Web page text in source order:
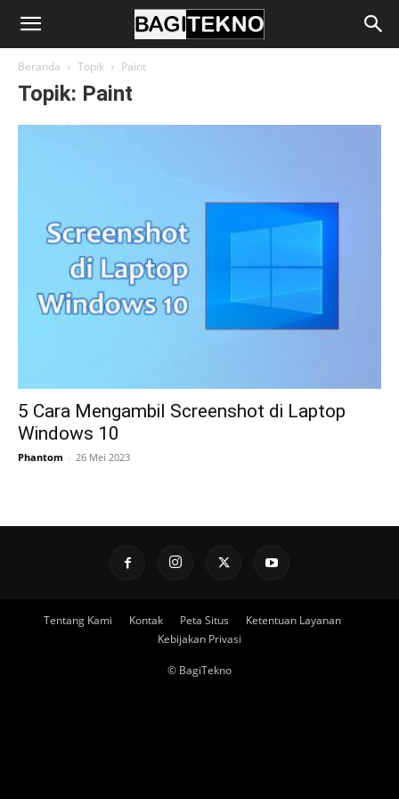
BagiTekno
Beranda Topik Paint
Topik: Paint
5 Cara Mengambil Screenshot di Laptop
Windows 10
Phantom - 26 Mei 2023
Tentang Kami Kontak Peta Situs
Ketentuan Layanan
Kebijakan Privasi
© BagiTekno